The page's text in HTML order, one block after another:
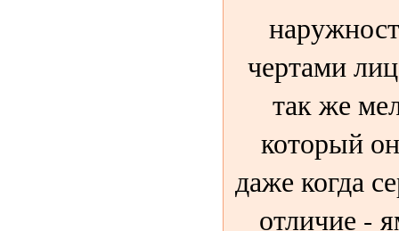
чертами
так же
который
даже когда
отличие -